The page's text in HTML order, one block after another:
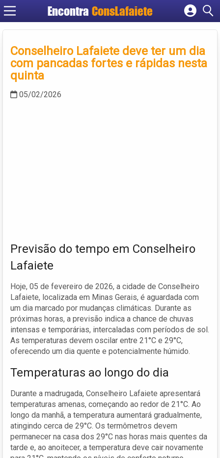
Encontra ConsLafaiete
Cadastrar empresa
Criar conta
Conselheiro Lafaiete deve ter um dia
com pancadas fortes e rápidas nesta
quinta
05/02/2026
Previsão do tempo em Conselheiro
Lafaiete
Hoje, 05 de fevereiro de 2026, a cidade de Conselheiro
Lafaiete, localizada em Minas Gerais, é aguardada com
um dia marcado por mudanças climáticas. Durante as
próximas horas, a previsão indica a chance de chuvas
intensas e temporárias, intercaladas com períodos de sol.
As temperaturas devem oscilar entre 21°C e 29°C,
oferecendo um dia quente e potencialmente húmido.
Temperaturas ao longo do dia
Durante a madrugada, Conselheiro Lafaiete apresentará
temperaturas amenas, começando ao redor de 21°C. Ao
longo da manhã, a temperatura aumentará gradualmente,
atingindo cerca de 29°C. Os termômetros devem
permanecer na casa dos 29°C nas horas mais quentes da
tarde e, ao anoitecer, a temperatura deve cair novamente